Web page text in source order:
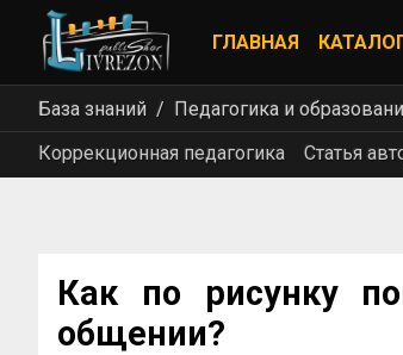
ГЛАВНАЯ
База знаний
Педагогика и
Коррекционная педагогика
Статья
Как по рисунку
общении?